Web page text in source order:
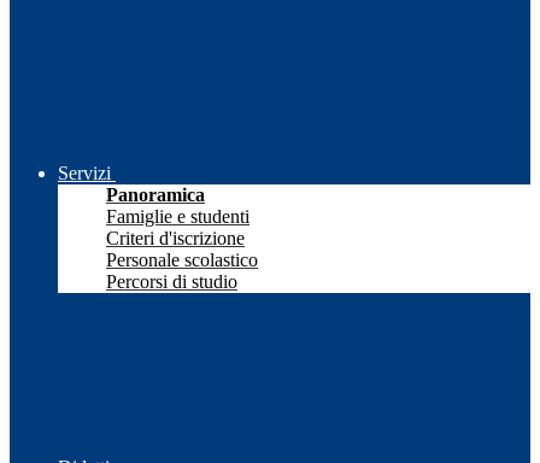
Servizi
Panoramica
Famiglie e studenti
Criteri d'iscrizione
Personale scolastico
Percorsi di studio